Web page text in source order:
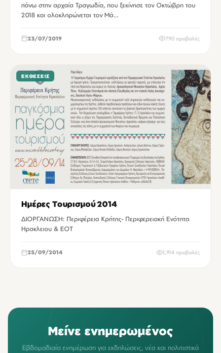
πάνω στην αρχαία Τραγωδία, που ξεκίνησε τον Οκτώβρη του
2018 και ολοκληρώνεται τον Μά…
23/07/2019 790 προβολές
ΕΚΘΈΣΕΙΣ
Ημέρες Τουρισμού 2014
ΔΙΟΡΓΑΝΩΣΗ: Περιφέρεια Κρήτης- Περιφερειακή Ενότητα
Ηρακλειου & ΕΟΤ
25/09/2014 1,914 προβολές
Μείνε ενημερωμένος
Εβδομαδιαία ενημέρωση για εκδηλώσεις, νέα και πολιτιστικά